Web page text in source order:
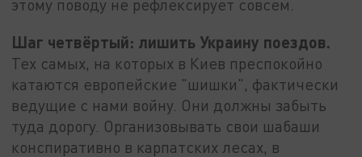
этому поводу не рефлексирует совсем.
Шаг четвёртый: лишить Украину поездов.
Тех самых, на которых в Киев преспокойно
катаются европейские "шишки", фактически
ведущие с нами войну. Они должны забыть
туда дорогу. Организовывать свои шабаши
конспиративно в карпатских лесах, в